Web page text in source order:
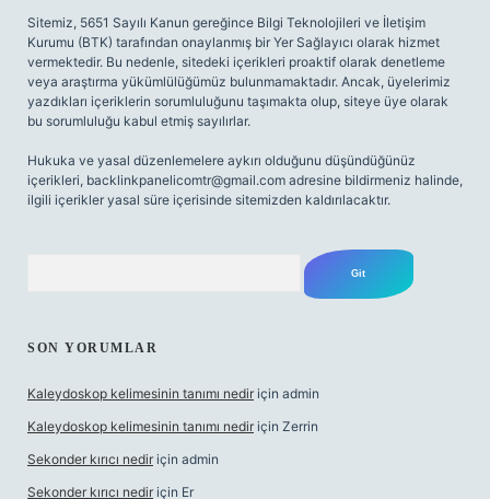
Sitemiz, 5651 Sayılı Kanun gereğince Bilgi Teknolojileri ve İletişim
Kurumu (BTK) tarafından onaylanmış bir Yer Sağlayıcı olarak hizmet
vermektedir. Bu nedenle, sitedeki içerikleri proaktif olarak denetleme
veya araştırma yükümlülüğümüz bulunmamaktadır. Ancak, üyelerimiz
yazdıkları içeriklerin sorumluluğunu taşımakta olup, siteye üye olarak
bu sorumluluğu kabul etmiş sayılırlar.
Hukuka ve yasal düzenlemelere aykırı olduğunu düşündüğünüz
içerikleri, backlinkpanelicomtr@gmail.com adresine bildirmeniz halinde,
ilgili içerikler yasal süre içerisinde sitemizden kaldırılacaktır.
SON YORUMLAR
Kaleydoskop kelimesinin tanımı nedir için admin
Kaleydoskop kelimesinin tanımı nedir için Zerrin
Sekonder kırıcı nedir için admin
Sekonder kırıcı nedir için Er